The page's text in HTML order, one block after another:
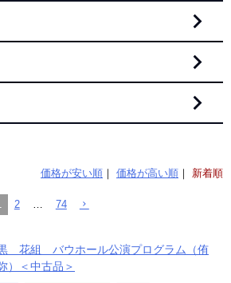
価格が安い順 価格が高い順 新着順
2 … 74
花組 バウホール公演プログラム（侑
）＜中古品＞